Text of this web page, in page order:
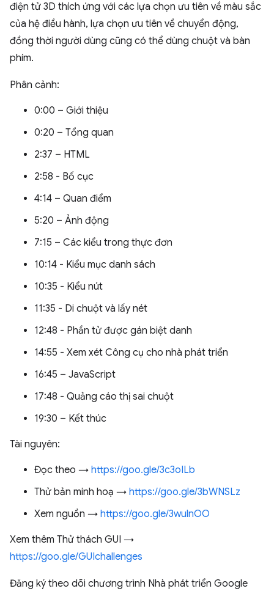
điện tử 3D thích ứng với các lựa chọn ưu tiên về màu sắc
của hệ điều hành, lựa chọn ưu tiên về chuyển động,
đồng thời người dùng cũng có thể dùng chuột và bàn
phím.
Phân cảnh:
0:00 – Giới thiệu
0:20 – Tổng quan
2:37 – HTML
2:58 - Bố cục
4:14 – Quan điểm
5:20 – Ảnh động
7:15 – Các kiểu trong thực đơn
10:14 - Kiểu mục danh sách
10:35 - Kiểu nút
11:35 - Di chuột và lấy nét
12:48 - Phần tử được gán biệt danh
14:55 - Xem xét Công cụ cho nhà phát triển
16:45 – JavaScript
17:48 - Quảng cáo thị sai chuột
19:30 – Kết thúc
Tài nguyên:
Đọc theo → https://goo.gle/3c3oILb
Thử bản minh hoạ → https://goo.gle/3bWNSLz
Xem nguồn → https://goo.gle/3wulnOO
Xem thêm Thử thách GUI →
https://goo.gle/GUIchallenges
Đăng ký theo dõi chương trình Nhà phát triển Google